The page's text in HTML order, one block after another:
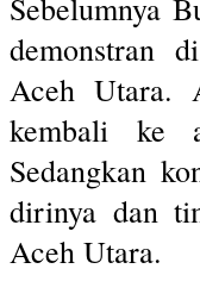
demonstran
Aceh Utara.
kembali ke
Sedangkan
dirinya dan
Aceh Utara.